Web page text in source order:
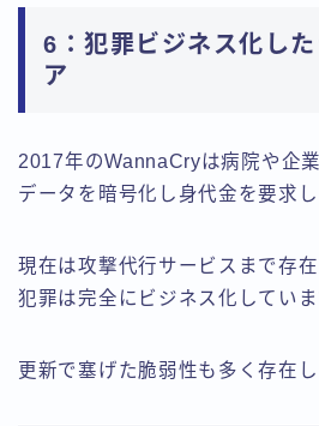
6：犯罪ビジネス化し
ア
2017年のWannaCryは病院や企
データを暗号化し身代金を要求し
現在は攻撃代行サービスまで存在
犯罪は完全にビジネス化していま
更新で塞げた脆弱性も多く存在し